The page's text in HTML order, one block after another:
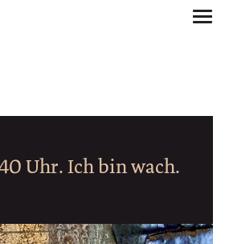
Uhr. Ich bin wach.